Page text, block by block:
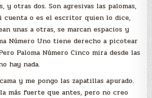
y otras dos. Son agresivas las palomas,
cuenta o es el escritor quien lo dice,
unas a otras, se marcan espacios y
Número Uno tiene derecho a picotear
Paloma Número Cinco mira desde las
hay nada.
y me pongo las zapatillas apurado.
más fuerte que antes, pero no creo